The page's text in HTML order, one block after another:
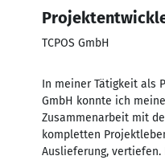
TCPOS GmbH
In meiner Tätigkeit als
GmbH konnte ich
Zusammenarbeit mit
kompletten
Auslieferung,